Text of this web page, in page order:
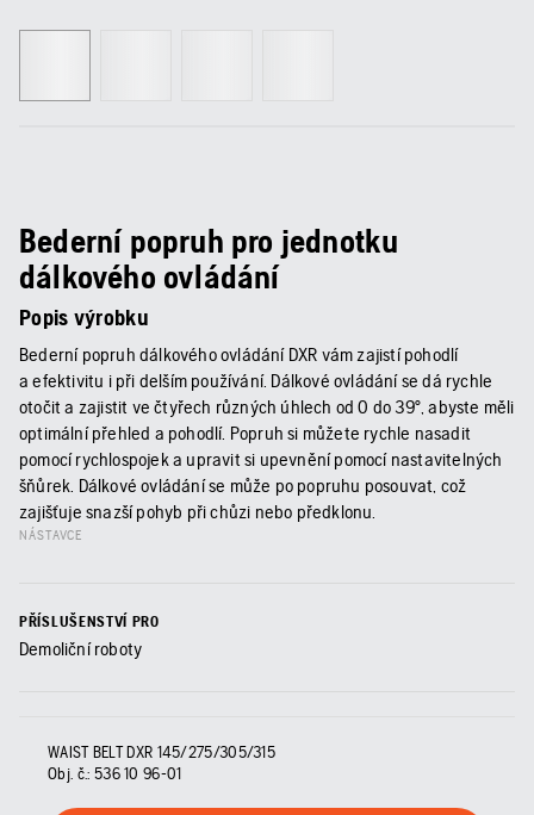
Bederní popruh pro jednotku
dálkového ovládání
Popis výrobku
Bederní popruh dálkového ovládání DXR vám zajistí pohodlí
a efektivitu i při delším používání. Dálkové ovládání se dá rychle
otočit a zajistit ve čtyřech různých úhlech od 0 do 39°, abyste měli
optimální přehled a pohodlí. Popruh si můžete rychle nasadit
pomocí rychlospojek a upravit si upevnění pomocí nastavitelných
šňůrek. Dálkové ovládání se může po popruhu posouvat, což
zajišťuje snazší pohyb při chůzi nebo předklonu.
NÁSTAVCE
PŘÍSLUŠENSTVÍ PRO
Demoliční roboty
WAIST BELT DXR 145/275/305/315
Obj. č.: 536 10 96‑01